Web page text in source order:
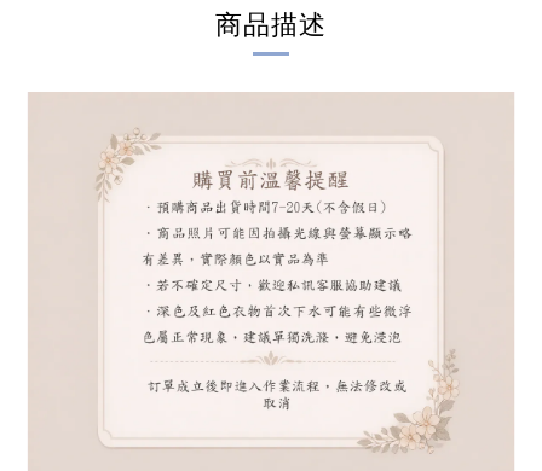
商品描述